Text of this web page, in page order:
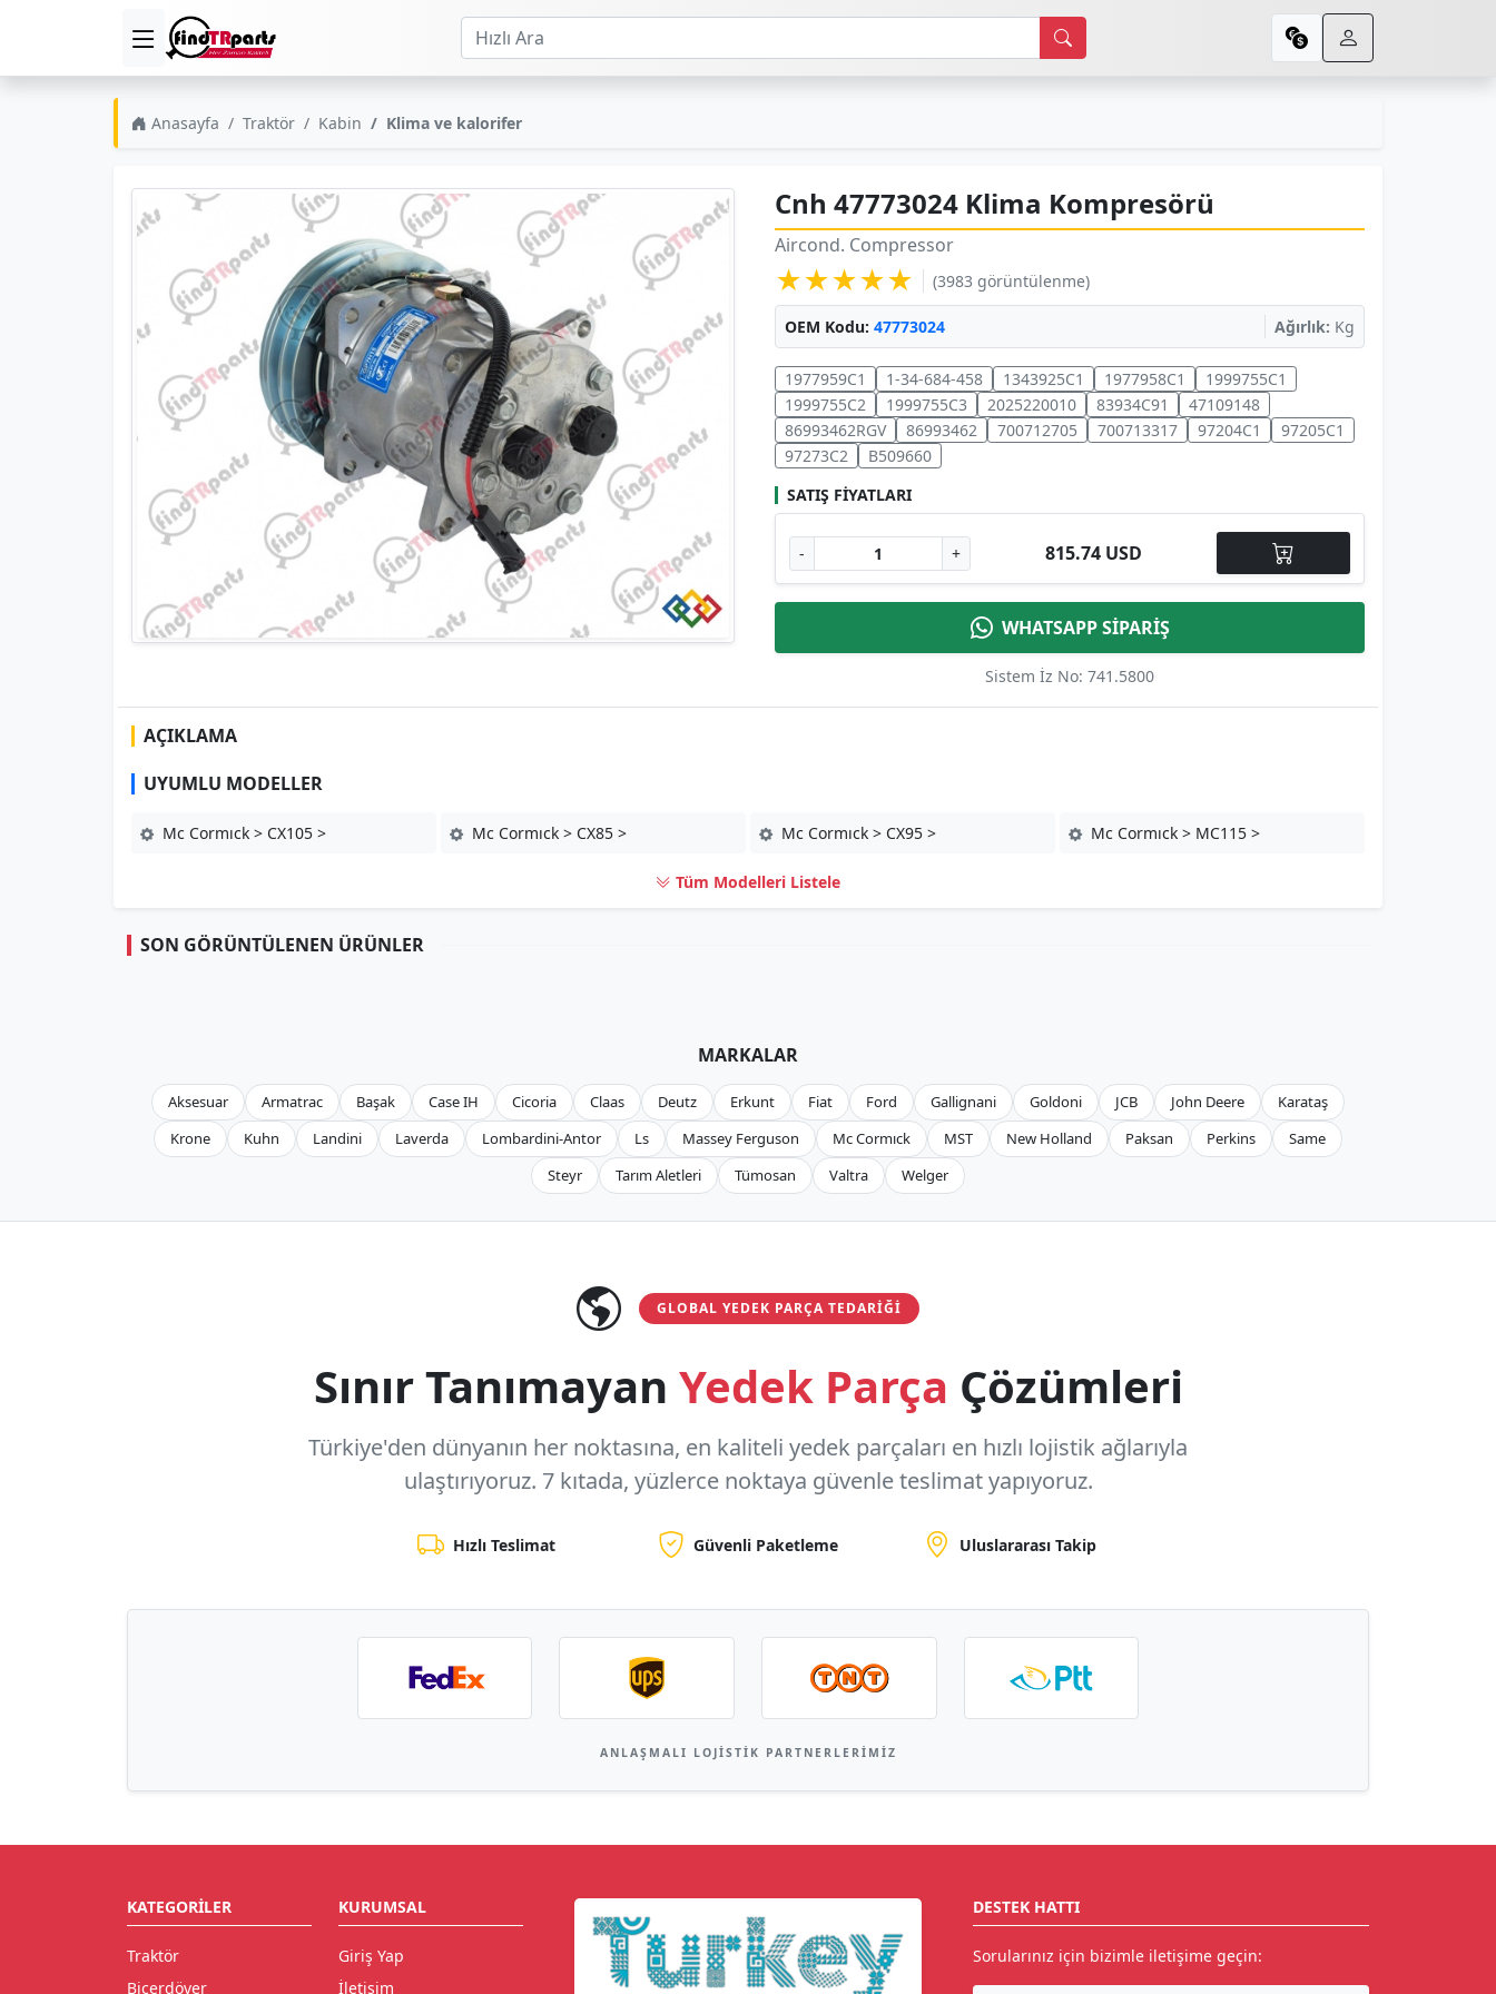
Anasayfa Traktör Kabin Klima ve kalorifer
Cnh 47773024 Klima Kompresörü
Aircond. Compressor
★★★★★ (3983 görüntülenme)
OEM Kodu: 47773024 Ağırlık: Kg
1977959C1 1-34-684-458 1343925C1 1977958C1
1999755C1
1999755C2
1999755C3 2025220010 83934C91
47109148
86993462RGV
86993462 700712705 700713317 97204C1
97205C1
97273C2
B509660
SATIŞ FIYATLARI
- + 815.74 USD
WHATSAPP SİPARİŞ
Sistem İz No: 741.5800
AÇIKLAMA
UYUMLU MODELLER
Mc Cormıck > CX105 > Mc Cormıck > CX85 > Mc Cormıck > CX95 > Mc Cormıck > MC115 >
Tüm Modelleri Listele
SON GÖRÜNTÜLENEN ÜRÜNLER
MARKALAR
Aksesuar Armatrac Başak Case IH Cicoria Claas Deutz Erkunt Fiat Ford Gallignani Goldoni JCB John Deere
Karataş
Krone
Kuhn Landini Laverda Lombardini-Antor Ls Massey Ferguson Mc Cormıck MST New Holland Paksan Perkins
Same
Steyr
Tarım Aletleri Tümosan Valtra Welger
GLOBAL YEDEK PARÇA TEDARIĞI
Sınır Tanımayan Yedek Parça Çözümleri
Türkiye'den dünyanın her noktasına, en kaliteli yedek parçaları en hızlı lojistik ağlarıyla
ulaştırıyoruz. 7 kıtada, yüzlerce noktaya güvenle teslimat yapıyoruz.
Hızlı Teslimat Güvenli Paketleme Uluslararası Takip
ANLAŞMALI LOJISTIK PARTNERLERIMIZ
KATEGORILER
Traktör
Biçerdöver
KURUMSAL
Giriş Yap
İletişim
DESTEK HATTI
Sorularınız için bizimle iletişime geçin: